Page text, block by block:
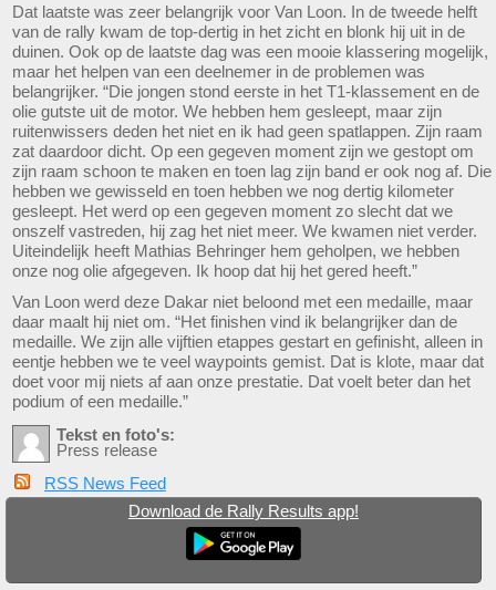
Dat laatste was zeer belangrijk voor Van Loon. In de tweede helft
van de rally kwam de top-dertig in het zicht en blonk hij uit in de
duinen. Ook op de laatste dag was een mooie klassering mogelijk,
maar het helpen van een deelnemer in de problemen was
belangrijker. “Die jongen stond eerste in het T1-klassement en de
olie gutste uit de motor. We hebben hem gesleept, maar zijn
ruitenwissers deden het niet en ik had geen spatlappen. Zijn raam
zat daardoor dicht. Op een gegeven moment zijn we gestopt om
zijn raam schoon te maken en toen lag zijn band er ook nog af. Die
hebben we gewisseld en toen hebben we nog dertig kilometer
gesleept. Het werd op een gegeven moment zo slecht dat we
onszelf vastreden, hij zag het niet meer. We kwamen niet verder.
Uiteindelijk heeft Mathias Behringer hem geholpen, we hebben
onze nog olie afgegeven. Ik hoop dat hij het gered heeft.”
Van Loon werd deze Dakar niet beloond met een medaille, maar
daar maalt hij niet om. “Het finishen vind ik belangrijker dan de
medaille. We zijn alle vijftien etappes gestart en gefinisht, alleen in
eentje hebben we te veel waypoints gemist. Dat is klote, maar dat
doet voor mij niets af aan onze prestatie. Dat voelt beter dan het
podium of een medaille.”
Tekst en foto's:
Press release
RSS News Feed
Download de Rally Results app!